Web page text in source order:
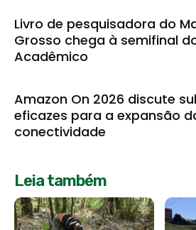
Livro de pesquisadora do
Grosso chega à semifinal
Acadêmico
Amazon On 2026 discute
eficazes para a expansão
conectividade
Leia também